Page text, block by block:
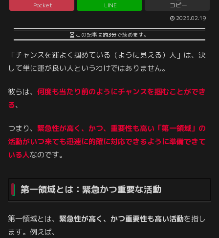
Pocket LINE コピー
2025.02.19
この記事は約3分で読めます。
「チャンスを運よく掴めている（ように見える）人」は、決
して単に運が良い人というわけではありません。
彼らは、 何度も当たり前のようにチャンスを掴むことができ
る、
つまり、 緊急性が高く、かつ、重要性も高い「第一領域」の
活動がいつ来ても迅速に的確に対応できるように準備できて
いる人なのです。
第一領域とは：緊急かつ重要な活動
第一領域とは、 緊急性が高く、かつ重要性も高い活動を指し
ます。例えば、